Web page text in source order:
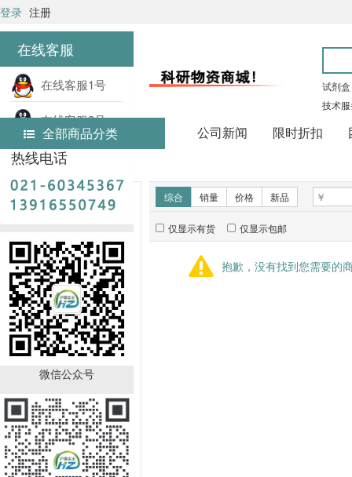
在线客服
在线客服1号
在线客服2号
热线电话
微信公众号
登录 注册
试剂盒
技术
全部商品分类 公司新闻 限时折扣
首页
实验耗材
新品推荐
销量排行
Boc-D-4-氯苯丙氨酸
CAS：57292-44-1
（HZ52015591）
￥392.00
综合 销量 价格 新品
仅显示有货 仅显示包邮
抱歉，没有找到您需要的